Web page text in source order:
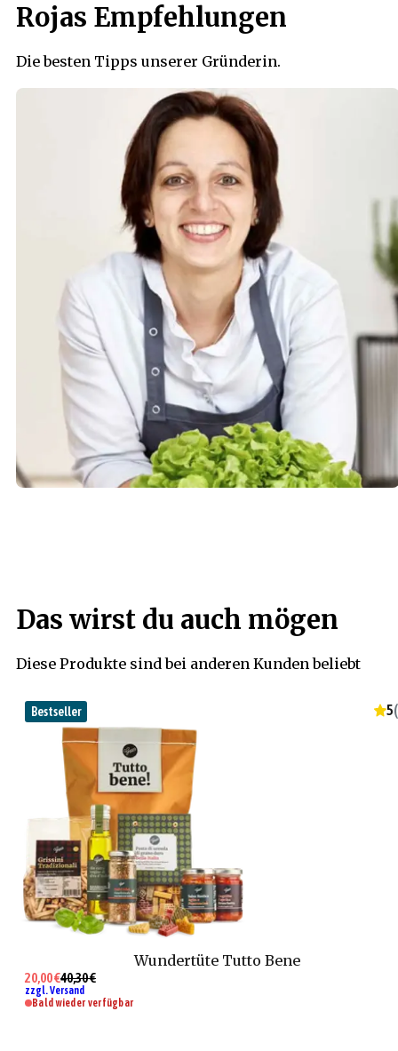
Rojas Empfehlungen
Die besten Tipps unserer Gründerin.
Das wirst du auch mögen
Diese Produkte sind bei anderen Kunden beliebt
Bestseller 5(
Wundertüte Tutto Bene
20,00 €40,30 €
zzgl. Versand
Bald wieder verfügbar